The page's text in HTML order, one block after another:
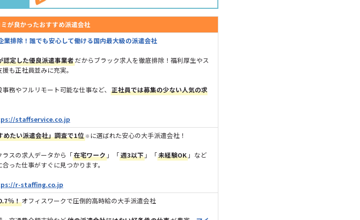
が良かったおすすめ派遣会社
排除！誰でも安心して働ける国内最大級の派遣会社
認定した優良派遣事業者だからブラック求人を徹底排除！福利厚生やス
も正社員並みに充実。
務やフルリモート可能な仕事など、
正社員では募集の少ない人気の求
staffservice.co.jp
めたい派遣会社」調査で1位※ に選ばれた安心の大手派遣会社！
ラスの求人データから「在宅ワーク」「週3以下」「未経験OK」など
った仕事がすぐに見つかります。
r-staffing.co.jp
％！オフィスワークで圧倒的高時給の大手派遣会社